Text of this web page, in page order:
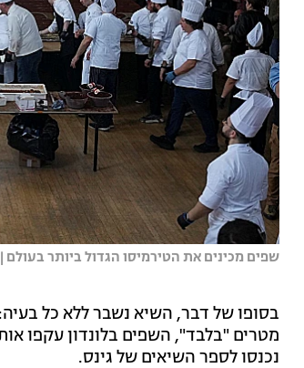
שפים מכינים את הטירמיסו הגדול ביותר בעולם
נכנסו לספר השיאים של גינס.